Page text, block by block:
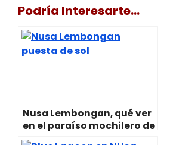
w
t
e
r
t
A
p
p
e
o
Podría Interesarte...
Nusa Lembongan, qué ver
en el paraíso mochilero de
Bali